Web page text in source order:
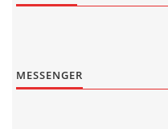
MESSENGER